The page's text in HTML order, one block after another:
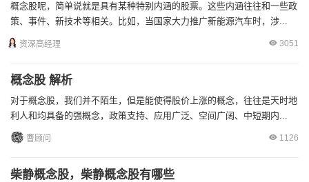
概念股呢，简单说就是具有某种特别内涵的股票。这些内涵往往和一些政
策、事件、新技术等相关。比如，当国家大力推广新能源汽车时，涉...
资深高经理 3051
概念股 解析
对于概念股，我们并不陌生，但是能使得股价上涨的概念，往往是天时地
利人和均具备的强概念，政策支持、应用广泛、空间广阔、中短期内...
曹顾问 1126
柴静概念股，柴静概念股有哪些